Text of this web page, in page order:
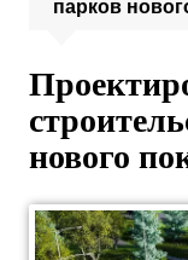
парков
нового